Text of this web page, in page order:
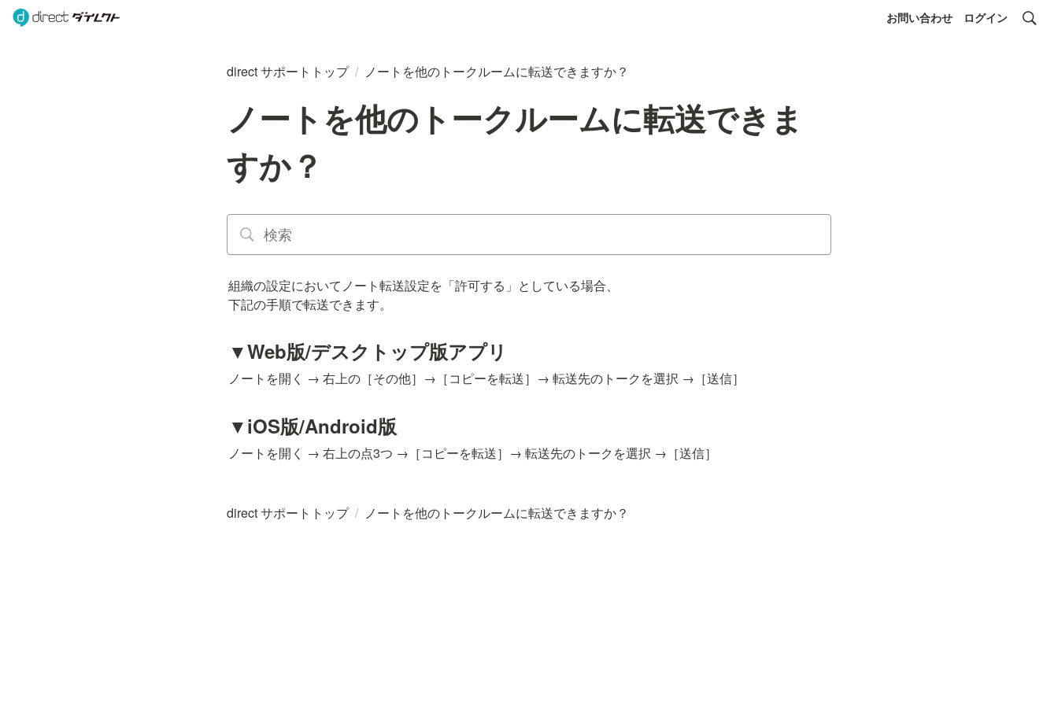
お問い合わせ ログイン
direct サポートトップ / ノートを他のトークルームに転送できますか？
ノートを他のトークルームに転送できま
すか？
組織の設定においてノート転送設定を「許可する」としている場合、
下記の手順で転送できます。
▼Web版/デスクトップ版アプリ
ノートを開く → 右上の［その他］→［コピーを転送］→ 転送先のトークを選択 →［送信］
▼iOS版/Android版
ノートを開く → 右上の点3つ →［コピーを転送］→ 転送先のトークを選択 →［送信］
direct サポートトップ / ノートを他のトークルームに転送できますか？